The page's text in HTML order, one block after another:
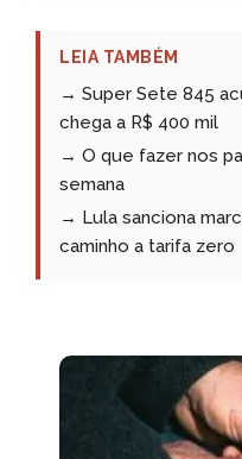
LEIA TAMBÉM
→ Super Sete 845
chega a R$ 400 mil
→ O que fazer nos
semana
→ Lula sanciona
caminho a tarifa zero